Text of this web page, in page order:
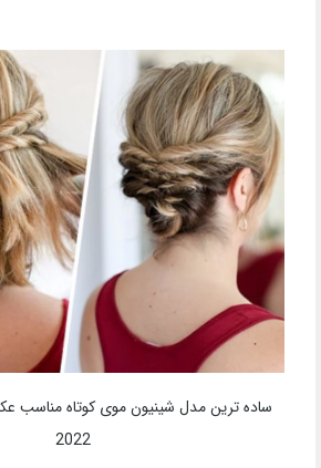
ساده ترین مدل شینیون موی کوتاه مناسب
2022